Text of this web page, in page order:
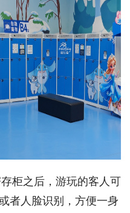
柜之后，游玩的客人可
者人脸识别，方便一身